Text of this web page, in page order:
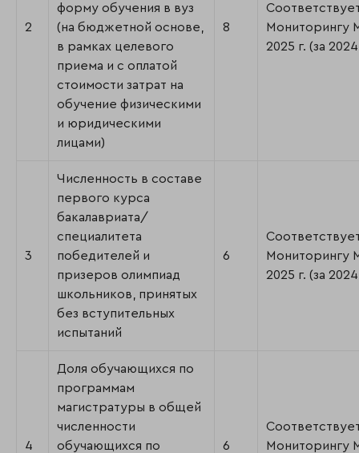
2
форму обучения в вуз
(на бюджетной основе,
в рамках целевого
приема и с оплатой
стоимости затрат на
обучение физическими
и юридическими
лицами)
8
Мониторингу
2025 г. (за 2024
3
Численность в составе
первого курса
бакалавриата/
специалитета
победителей и
призеров олимпиад
школьников, принятых
без вступительных
испытаний
6
Мониторингу
2025 г. (за 2024
4
Доля обучающихся по
программам
магистратуры в общей
численности
обучающихся по
6
Мониторингу